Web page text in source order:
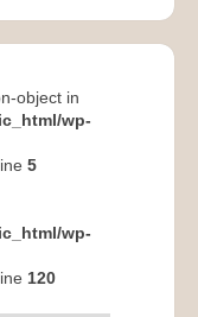
object in
wp-
5
wp-
120